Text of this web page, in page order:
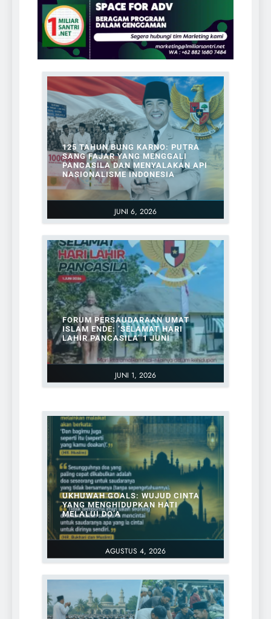
JUNI 6, 2026
125 TAHUN BUNG KARNO: PUTRA
SANG FAJAR YANG MENGGALI
PANCASILA DAN MENYALAKAN API
NASIONALISME INDONESIA
JUNI 1, 2026
FORUM PERSAUDARAAN UMAT
ISLAM ENDE: ‘SELAMAT HARI
LAHIR PANCASILA’ 1 JUNI
AGUSTUS 4, 2026
UKHUWAH GOALS: WUJUD CINTA
YANG MENGHIDUPKAN HATI
MELALUI DO’A